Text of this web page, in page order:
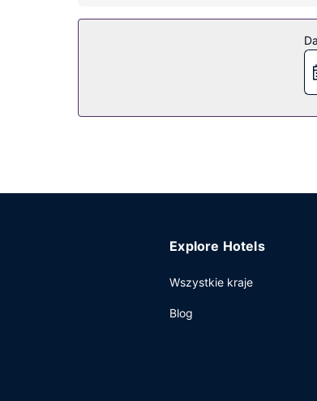
Restauracja
Hotel oferuje bezpłatne śniadanie
Udogodnienia biznesowe to
Explore Hotels
Wszystkie kraje
Blog